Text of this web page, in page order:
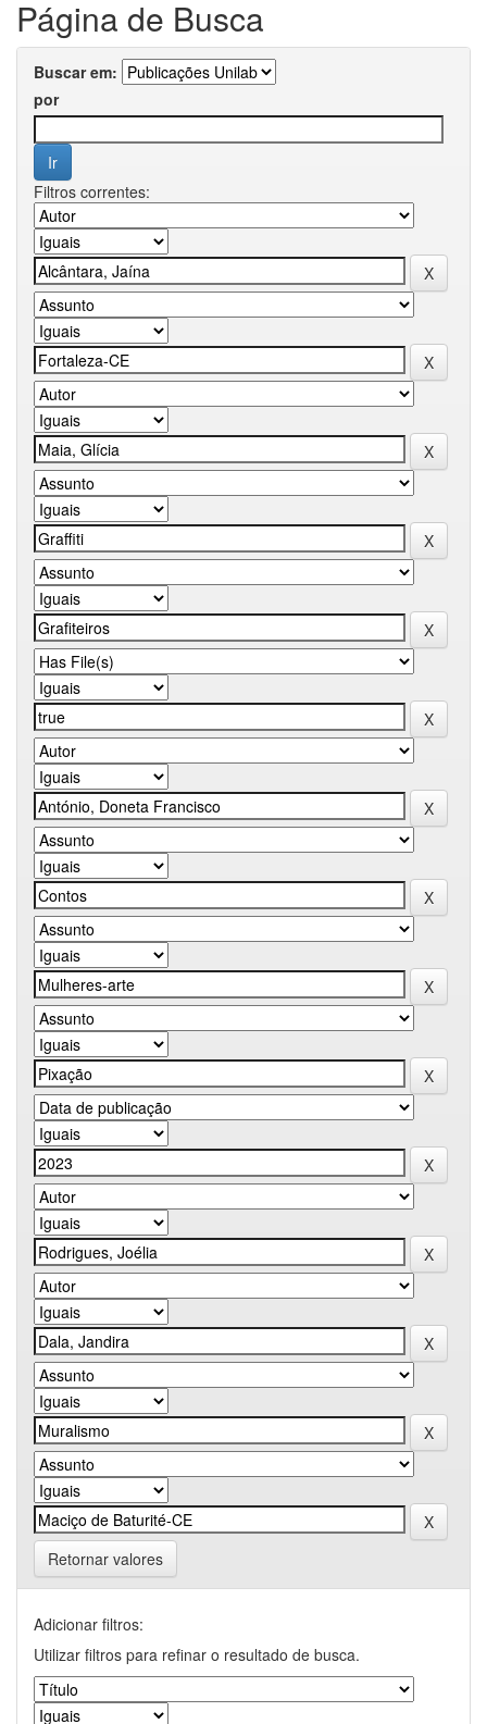
Página de Busca
Buscar em:
por
Filtros correntes:
Retornar valores
Adicionar filtros:
Utilizar filtros para refinar o resultado de busca.